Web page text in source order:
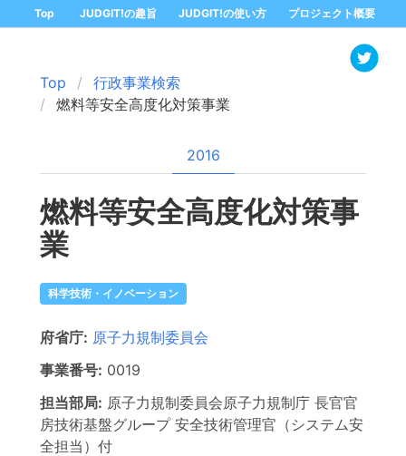
Top JUDGIT!の趣旨 JUDGIT!の使い方 プロジェクト概要
Top
行政事業検索
燃料等安全高度化対策事業
2016
燃料等安全高度化対策事
業
科学技術・イノベーション
府省庁: 原子力規制委員会
事業番号: 0019
担当部局: 原子力規制委員会原子力規制庁 長官官
房技術基盤グループ 安全技術管理官（システム安
全担当）付